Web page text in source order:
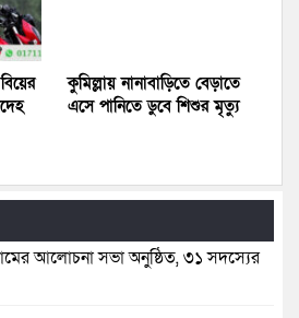
কুমিল্লায় নানাবাড়িতে বেড়াতে
এসে পানিতে ডুবে শিশুর মৃত্যু
আলোচনা সভা অনুষ্ঠিত, ৩১ সদস্যের